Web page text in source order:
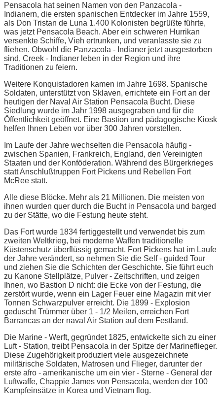
Pensacola hat seinen Namen von den Panzacola -
Indianern, die ersten spanischen Entdecker im Jahre 1559,
als Don Tristan de Luna 1.400 Kolonisten begrüßte führte,
was jetzt Pensacola Beach. Aber ein schweren Hurrikan
versenkte Schiffe, Vieh ertrunken, und veranlasste sie zu
fliehen. Obwohl die Panzacola - Indianer jetzt ausgestorben
sind, Creek - Indianer leben in der Region und ihre
Traditionen zu feiern.
Weitere Konquistadoren kamen im Jahre 1698. Spanische
Soldaten, unterstützt von Sklaven, errichtete ein Fort an der
heutigen der Naval Air Station Pensacola Bucht. Diese
Siedlung wurde im Jahr 1998 ausgegraben und für die
Öffentlichkeit geöffnet. Eine Bastion und pädagogische Kiosk
helfen Ihnen Leben vor über 300 Jahren vorstellen.
Im Laufe der Jahre wechselten die Pensacola häufig -
zwischen Spanien, Frankreich, England, den Vereinigten
Staaten und der Konföderation. Während des Bürgerkrieges
statt Anschlußtruppen Fort Pickens und Rebellen Fort
McRee statt.
Alle diese Blöcke. Mehr als 21 Millionen. Die meisten von
ihnen wurden quer durch die Bucht in Pensacola und barged
zu der Stätte, wo die Festung heute steht.
Das Fort wurde 1834 fertiggestellt und verwendet bis zum
zweiten Weltkrieg, bei moderne Waffen traditionelle
Küstenschutz überflüssig gemacht. Fort Pickens hat im Laufe
der Jahre verändert, so nehmen Sie die Self - guided Tour
und ziehen Sie die Schichten der Geschichte. Sie führt euch
zu Kanone Stellplätze, Pulver - Zeitschriften, und zeigen
Ihnen, wo Bastion D nicht: die Ecke von der Festung, die
zerstört wurde, wenn ein Lager Feuer eine Magazin mit vier
Tonnen Schwarzpulver erreicht. Die 1899 - Explosion
geduscht Trümmer über 1 - 1/2 Meilen, erreichen Fort
Barrancas an der naval Air Station auf dem Festland.
Die Marine - Werft, gegründet 1825, entwickelte sich zu einer
Luft - Station, treibt Pensacola in der Spitze der Marineflieger.
Diese Zugehörigkeit produziert viele ausgezeichnete
militärische Soldaten, Matrosen und Flieger, darunter der
erste afro - amerikanische um ein vier - Sterne - General der
Luftwaffe, Chappie James von Pensacola, werden der 100
Kampfeinsätze in Korea und Vietnam flog.